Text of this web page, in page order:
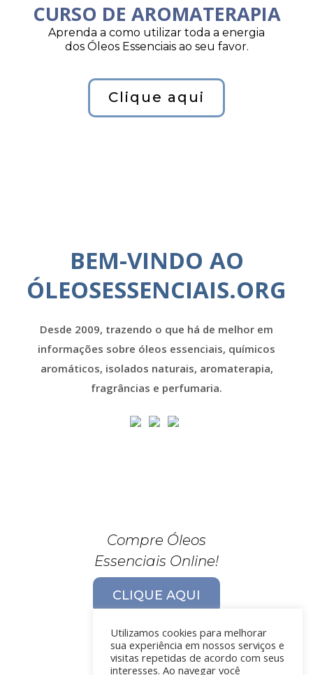
CURSO DE AROMATERAPIA
Aprenda a como utilizar toda a energia
dos Óleos Essenciais ao seu favor.
Clique aqui
BEM-VINDO AO
ÓLEOSESSENCIAIS.ORG
Desde 2009, trazendo o que há de melhor em
informações sobre óleos essenciais, químicos
aromáticos, isolados naturais, aromaterapia,
fragrâncias e perfumaria.
Compre Óleos
Essenciais Online!
CLIQUE AQUI
Utilizamos cookies para melhorar
sua experiência em nossos serviços e
visitas repetidas de acordo com seus
interesses. Ao navegar você